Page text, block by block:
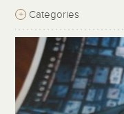
+ Categories